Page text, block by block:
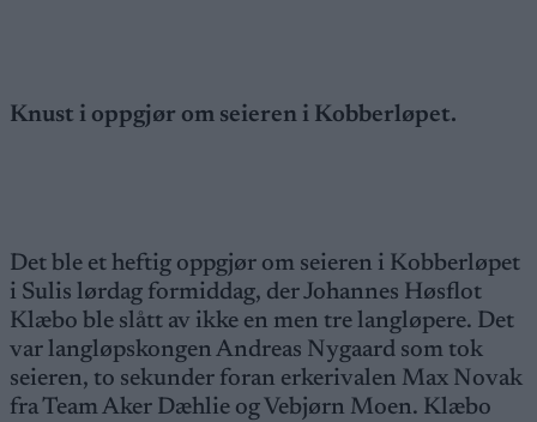
Knust i oppgjør om seieren i Kobberløpet.
Det ble et heftig oppgjør om seieren i Kobberløpet
i Sulis lørdag formiddag, der Johannes Høsflot
Klæbo ble slått av ikke en men tre langløpere. Det
var langløpskongen Andreas Nygaard som tok
seieren, to sekunder foran erkerivalen Max Novak
fra Team Aker Dæhlie og Vebjørn Moen. Klæbo